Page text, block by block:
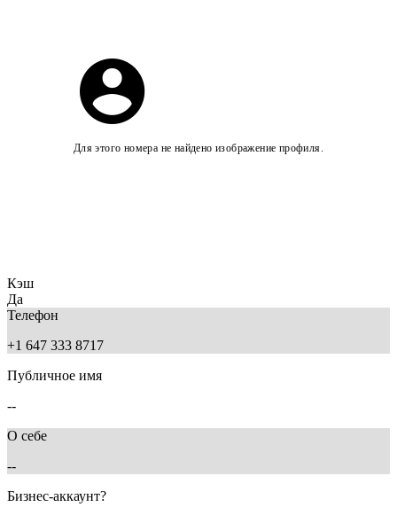
Для этого номера не найдено изображение профиля.
Кэш
Да
Телефон
+1 647 333 8717
Публичное имя
--
О себе
--
Бизнес-аккаунт?